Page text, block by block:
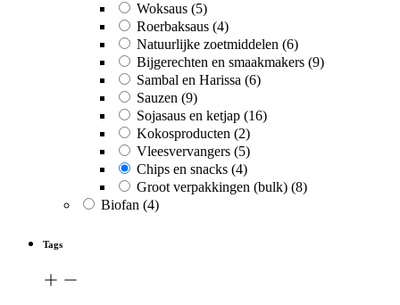
Woksaus (5)
Roerbaksaus (4)
Natuurlijke zoetmiddelen (6)
Bijgerechten en smaakmakers (9)
Sambal en Harissa (6)
Sauzen (9)
Sojasaus en ketjap (16)
Kokosproducten (2)
Vleesvervangers (5)
Chips en snacks (4)
Groot verpakkingen (bulk) (8)
Biofan (4)
Tags